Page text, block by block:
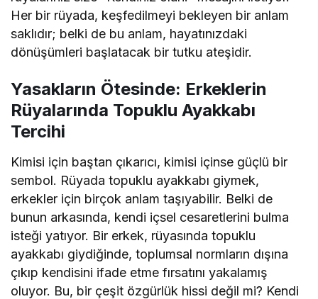
Her bir rüyada, keşfedilmeyi bekleyen bir anlam
saklıdır; belki de bu anlam, hayatınızdaki
dönüşümleri başlatacak bir tutku ateşidir.
Yasakların Ötesinde: Erkeklerin
Rüyalarında Topuklu Ayakkabı
Tercihi
Kimisi için baştan çıkarıcı, kimisi içinse güçlü bir
sembol. Rüyada topuklu ayakkabı giymek,
erkekler için birçok anlam taşıyabilir. Belki de
bunun arkasında, kendi içsel cesaretlerini bulma
isteği yatıyor. Bir erkek, rüyasında topuklu
ayakkabı giydiğinde, toplumsal normların dışına
çıkıp kendisini ifade etme fırsatını yakalamış
oluyor. Bu, bir çeşit özgürlük hissi değil mi? Kendi